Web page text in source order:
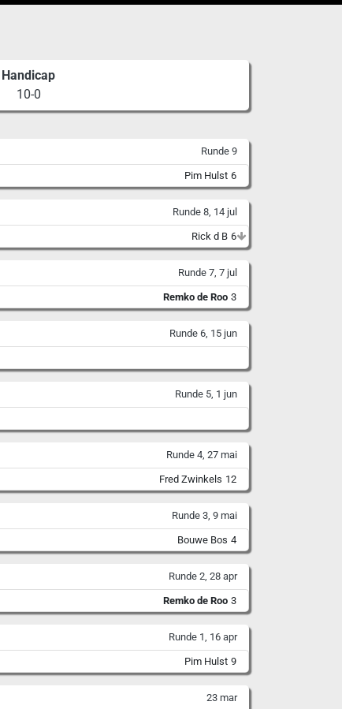
Handicap
10-0
Runde 9
Pim Hulst 6
Runde 8, 14 jul
Rick d B 6
Runde 7, 7 jul
Remko de Roo 3
Runde 6, 15 jun
Runde 5, 1 jun
Runde 4, 27 mai
Fred Zwinkels 12
Runde 3, 9 mai
Bouwe Bos 4
Runde 2, 28 apr
Remko de Roo 3
Runde 1, 16 apr
Pim Hulst 9
23 mar